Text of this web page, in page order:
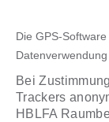
Die GPS-
Datenverwendung
Bei
Trackers
HBLFA